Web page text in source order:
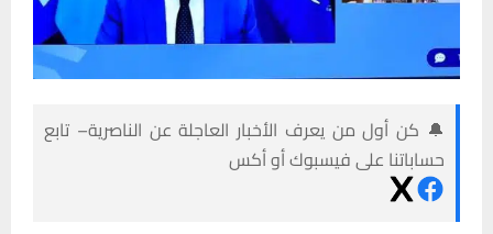
🔔 كن أول من يعرف الأخبار العاجلة عن الناصرية– تابع
حساباتنا على فيسبوك أو أكس